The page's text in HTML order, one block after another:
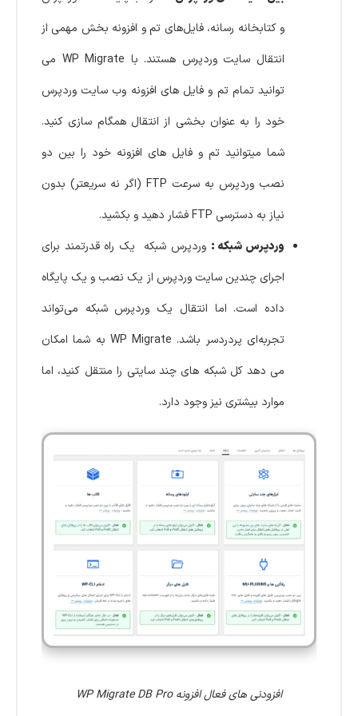
و کتابخانه رسانه، فایل‌های تم و افزونه بخش مهمی از
انتقال سایت وردپرس هستند. با WP Migrate می
توانید تمام تم و فایل های افزونه وب سایت وردپرس
خود را به عنوان بخشی از انتقال همگام سازی کنید.
شما میتوانید تم و فایل های افزونه خود را بین دو
نصب وردپرس به سرعت FTP (اگر نه سریعتر) بدون
نیاز به دسترسی FTP فشار دهید و بکشید.
وردپرس شبکه : وردپرس شبکه یک راه قدرتمند برای
اجرای چندین سایت وردپرس از یک نصب و یک پایگاه
داده است. اما انتقال یک وردپرس شبکه می‌تواند
تجربه‌ای پردردسر باشد. WP Migrate به شما امکان
می دهد کل شبکه های چند سایتی را منتقل کنید، اما
موارد بیشتری نیز وجود دارد.
افزودنی های فعال افزونه WP Migrate DB Pro